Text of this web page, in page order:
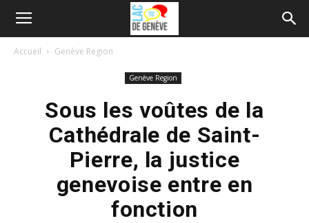
Accueil Genève Region
Genève Region
Sous les voûtes de la
Cathédrale de Saint-
Pierre, la justice
genevoise entre en
fonction